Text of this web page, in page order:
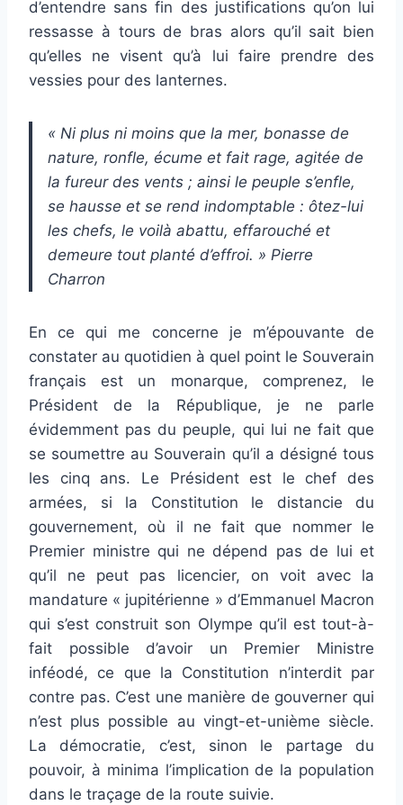
d’entendre sans fin des justifications qu’on lui
ressasse à tours de bras alors qu’il sait bien
qu’elles ne visent qu’à lui faire prendre des
vessies pour des lanternes.
« Ni plus ni moins que la mer, bonasse de
nature, ronfle, écume et fait rage, agitée de
la fureur des vents ; ainsi le peuple s’enfle,
se hausse et se rend indomptable : ôtez-lui
les chefs, le voilà abattu, effarouché et
demeure tout planté d’effroi. » Pierre
Charron
En ce qui me concerne je m’épouvante de
constater au quotidien à quel point le Souverain
français est un monarque, comprenez, le
Président de la République, je ne parle
évidemment pas du peuple, qui lui ne fait que
se soumettre au Souverain qu’il a désigné tous
les cinq ans. Le Président est le chef des
armées, si la Constitution le distancie du
gouvernement, où il ne fait que nommer le
Premier ministre qui ne dépend pas de lui et
qu’il ne peut pas licencier, on voit avec la
mandature « jupitérienne » d’Emmanuel Macron
qui s’est construit son Olympe qu’il est tout-à-
fait possible d’avoir un Premier Ministre
inféodé, ce que la Constitution n’interdit par
contre pas. C’est une manière de gouverner qui
n’est plus possible au vingt-et-unième siècle.
La démocratie, c’est, sinon le partage du
pouvoir, à minima l’implication de la population
dans le traçage de la route suivie.